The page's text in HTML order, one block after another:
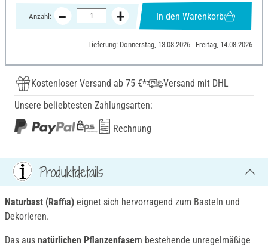
Anzahl: In den Warenkorb
Lieferung: Donnerstag, 13.08.2026 - Freitag, 14.08.2026
Kostenloser Versand ab 75 €*
Versand mit DHL
Unsere beliebtesten Zahlungsarten:
Rechnung
Produktdetails
Naturbast (Raffia) eignet sich hervorragend zum Basteln und
Dekorieren.
Das aus natürlichen Pflanzenfasern bestehende unregelmäßige